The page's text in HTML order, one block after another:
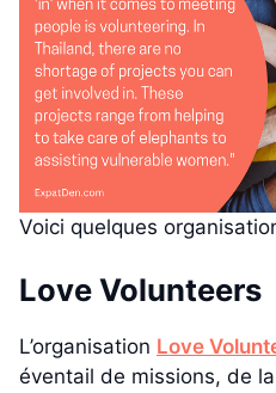
Voici quelques
Love Volunteers
L’organisation Love
éventail de missions, de